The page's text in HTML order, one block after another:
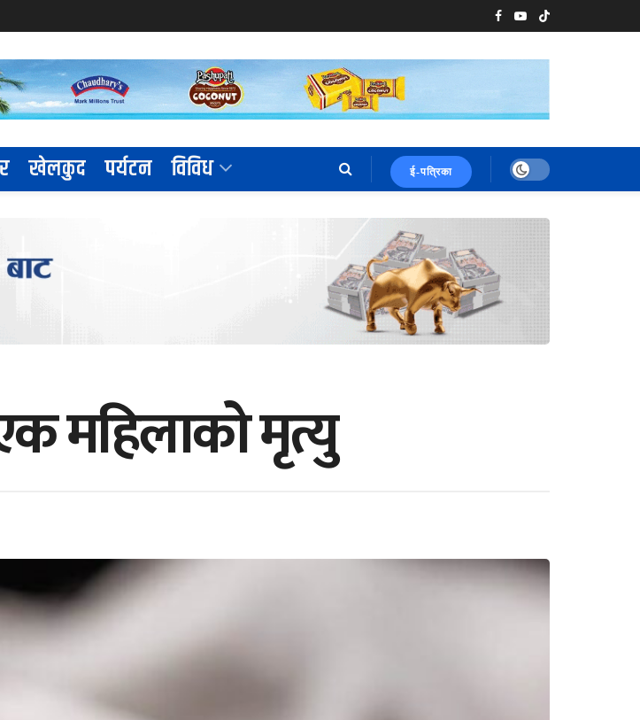
खेलकुद पर्यटन विविध ई-पत्रिका
महिलाको मृत्यु